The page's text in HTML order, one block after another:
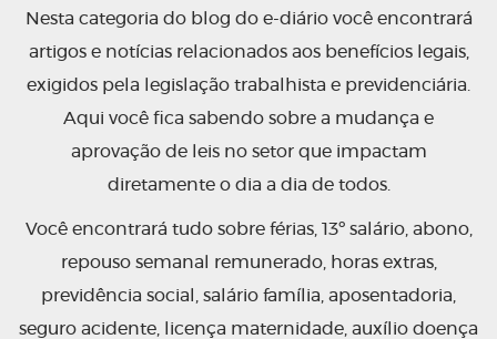
Nesta categoria do blog do e-diário você encontrará
artigos e notícias relacionados aos benefícios legais,
exigidos pela legislação trabalhista e previdenciária.
Aqui você fica sabendo sobre a mudança e
aprovação de leis no setor que impactam
diretamente o dia a dia de todos.
Você encontrará tudo sobre férias, 13º salário, abono,
repouso semanal remunerado, horas extras,
previdência social, salário família, aposentadoria,
seguro acidente, licença maternidade, auxílio doença